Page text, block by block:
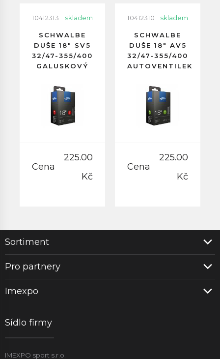
10412313 skladem
SCHWALBE
DUŠE 18" SV5
32/47-355/400
GALUSKOVÝ
40MM
Cena
225.00
Kč
10412310 skladem
SCHWALBE
DUŠE 18" AV5
32/47-355/400
AUTOVENTILEK
Cena
225.00
Kč
Sortiment
Pro partnery
Imexpo
Sídlo firmy
IMEXPO sport s.r.o.